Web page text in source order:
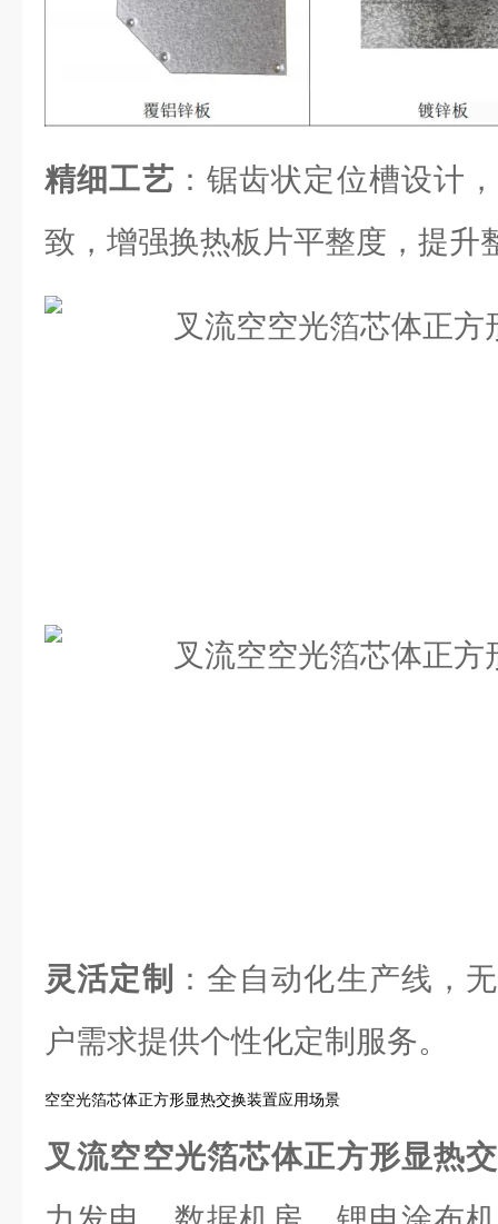
精细工艺 ：锯齿状定位槽设计
致，增强换热板片平整度，提升
灵活定制
：全自动化生产线，
户需求提供个性化定制服务。
空空光箔芯体正方形显热交换装置应用场景
叉流空空光箔芯体正方形显热